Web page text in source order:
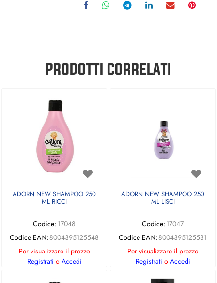
PRODOTTI CORRELATI
ADORN NEW SHAMPOO 250
ML RICCI
Codice: 17048
Codice EAN: 8004395125548
Per visualizzare il prezzo
Registrati o Accedi
ADORN NEW SHAMPOO 250
ML LISCI
Codice: 17047
Codice EAN: 8004395125531
Per visualizzare il prezzo
Registrati o Accedi